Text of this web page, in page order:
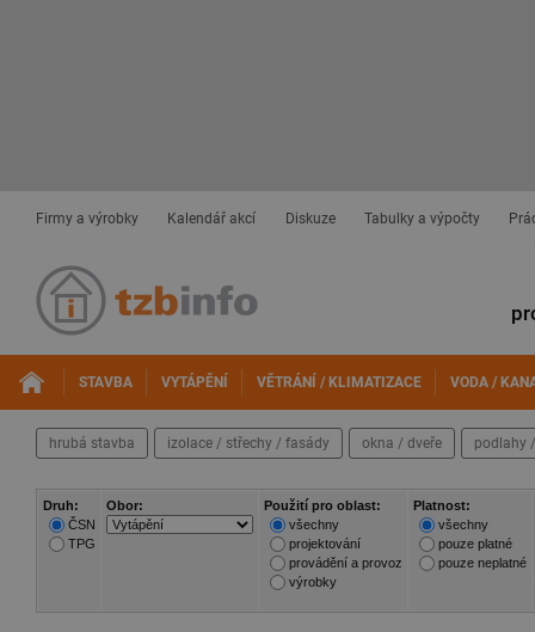
Firmy a výrobky Kalendář akcí Diskuze Tabulky a výpočty
STAVBA VYTÁPĚNÍ VĚTRÁNÍ / KLIMATIZACE VODA /
hrubá stavba izolace / střechy / fasády okna / dveře podlahy
Druh:
ČSN
TPG
Obor:
Použití pro oblast:
všechny
projektování
provádění a provoz
výrobky
Platnost:
všechny
pouze platné
pouze neplatné